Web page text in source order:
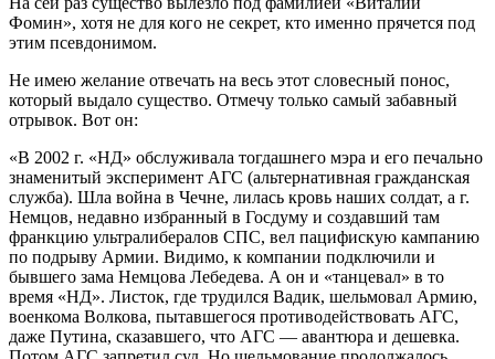
Фомин», хотя не для кого не секрет, кто именно прячется под
этим псевдонимом.
Не имею желание отвечать на весь этот словесный понос,
который выдало существо. Отмечу только самый забавный
отрывок. Вот он:
«В 2002 г. «НД» обслуживала тогдашнего мэра и его печально
знаменитый эксперимент АГС (альтернативная гражданская
служба). Шла война в Чечне, лилась кровь наших солдат, а г.
Немцов, недавно избранный в Госдуму и создавший там
франкцию ультралибералов СПС, вел пацифискую кампанию
по подрыву Армии. Видимо, к компании подключили и
бывшего зама Немцова Лебедева. А он и «танцевал» в то
время «НД». Листок, где трудился Вадик, шельмовал Армию,
военкома Волкова, пытавшегося противодействовать АГС,
даже Путина, сказавшего, что АГС — авантюра и дешевка.